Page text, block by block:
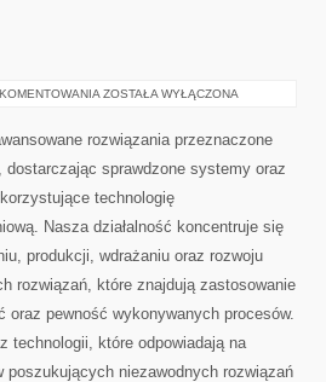
PRZEMYSŁ
ZOSTAŁA WYŁĄCZONA
rozwiązania przeznaczone
dostarczając sprawdzone systemy oraz
technologię
Nasza działalność koncentruje się
produkcji, wdrażaniu oraz rozwoju
rozwiązań, które znajdują zastosowanie
pewność wykonywanych procesów.
technologii, które odpowiadają na
poszukujących niezawodnych rozwiązań